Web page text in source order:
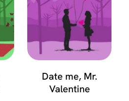
Date me, Mr.
Valentine